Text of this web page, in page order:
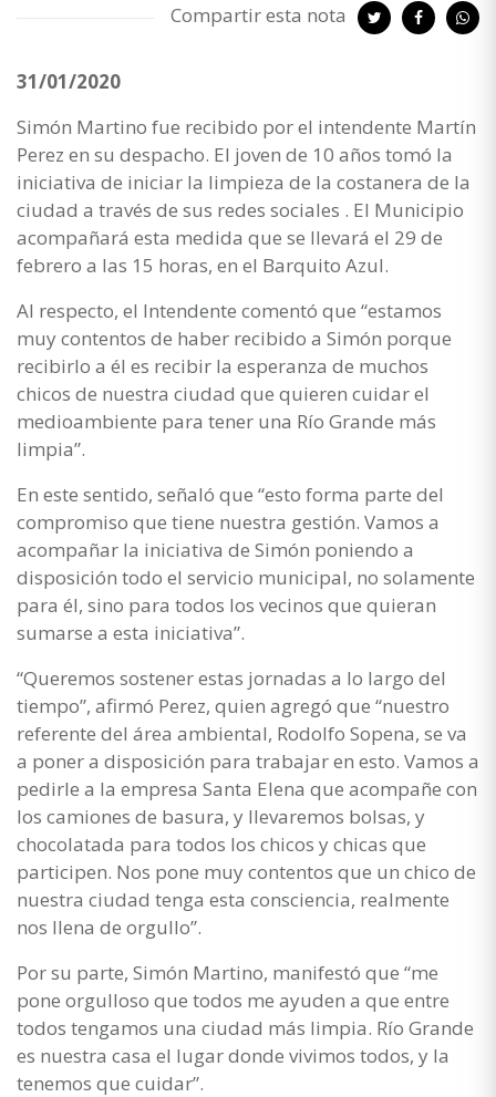
Compartir esta nota
31/01/2020
Simón Martino fue recibido por el intendente Martín
Perez en su despacho. El joven de 10 años tomó la
iniciativa de iniciar la limpieza de la costanera de la
ciudad a través de sus redes sociales . El Municipio
acompañará esta medida que se llevará el 29 de
febrero a las 15 horas, en el Barquito Azul.
Al respecto, el Intendente comentó que “estamos
muy contentos de haber recibido a Simón porque
recibirlo a él es recibir la esperanza de muchos
chicos de nuestra ciudad que quieren cuidar el
medioambiente para tener una Río Grande más
limpia”.
En este sentido, señaló que “esto forma parte del
compromiso que tiene nuestra gestión. Vamos a
acompañar la iniciativa de Simón poniendo a
disposición todo el servicio municipal, no solamente
para él, sino para todos los vecinos que quieran
sumarse a esta iniciativa”.
“Queremos sostener estas jornadas a lo largo del
tiempo”, afirmó Perez, quien agregó que “nuestro
referente del área ambiental, Rodolfo Sopena, se va
a poner a disposición para trabajar en esto. Vamos a
pedirle a la empresa Santa Elena que acompañe con
los camiones de basura, y llevaremos bolsas, y
chocolatada para todos los chicos y chicas que
participen. Nos pone muy contentos que un chico de
nuestra ciudad tenga esta consciencia, realmente
nos llena de orgullo”.
Por su parte, Simón Martino, manifestó que “me
pone orgulloso que todos me ayuden a que entre
todos tengamos una ciudad más limpia. Río Grande
es nuestra casa el lugar donde vivimos todos, y la
tenemos que cuidar”.